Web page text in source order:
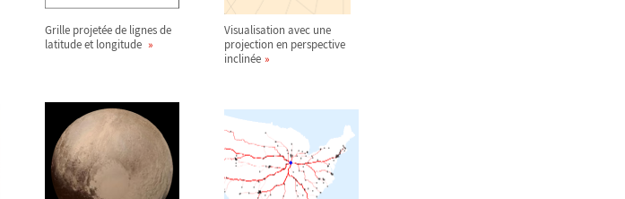
Grille projetée de lignes de
latitude et longitude
Visualisation avec une
projection en perspective
inclinée